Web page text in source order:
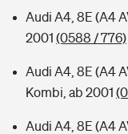
Audi A4, 8E (A4
2001 (0588 / 776)
Audi A4, 8E (A4
Kombi, ab 2001
Audi A4, 8E (A4